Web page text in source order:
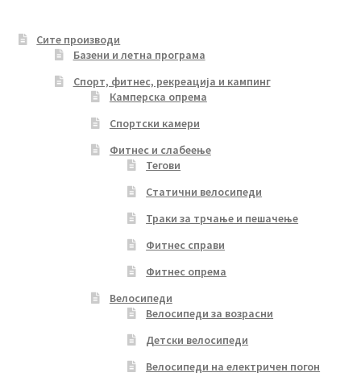
product
Сите производи
Базени и летна програма
Спорт, фитнес, рекреација и кампинг
Камперска опрема
Спортски камери
Фитнес и слабеење
Тегови
Статични велосипеди
Траки за трчање и пешачење
Фитнес справи
Фитнес опрема
Велосипеди
Велосипеди за возрасни
Детски велосипеди
Велосипеди на електричен погон